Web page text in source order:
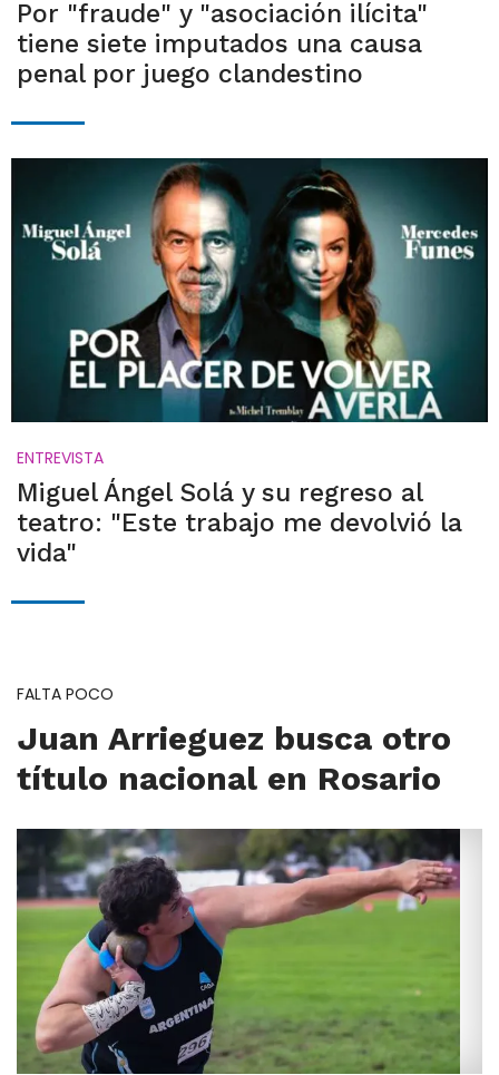
Por "fraude" y "asociación ilícita"
tiene siete imputados una causa
penal por juego clandestino
ENTREVISTA
Miguel Ángel Solá y su regreso al
teatro: "Este trabajo me devolvió la
vida"
FALTA POCO
Juan Arrieguez busca otro
título nacional en Rosario